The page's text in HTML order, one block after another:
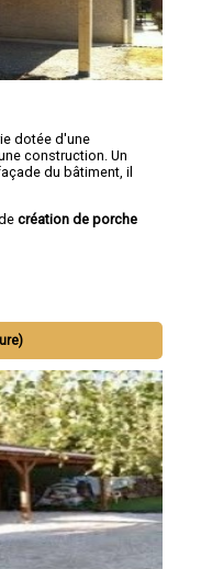
dotée d'une
construction. Un
du bâtiment, il
création de porche